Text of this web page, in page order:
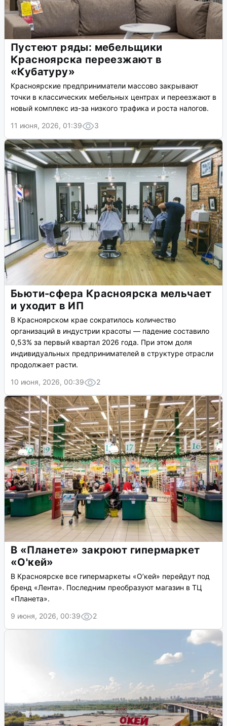
Пустеют ряды: мебельщики
Красноярска переезжают в
«Кубатуру»
Красноярские предприниматели массово закрывают
точки в классических мебельных центрах и переезжают в
новый комплекс из-за низкого трафика и роста налогов.
11 июня, 2026, 01:39
3
Бьюти-сфера Красноярска мельчает
и уходит в ИП
В Красноярском крае сократилось количество
организаций в индустрии красоты — падение составило
0,53% за первый квартал 2026 года. При этом доля
индивидуальных предпринимателей в структуре отрасли
продолжает расти.
10 июня, 2026, 00:39
2
В «Планете» закроют гипермаркет
«О'кей»
В Красноярске все гипермаркеты «О’кей» перейдут под
бренд «Лента». Последним преобразуют магазин в ТЦ
«Планета».
9 июня, 2026, 00:39
2